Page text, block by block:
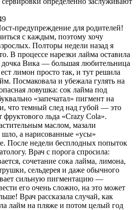
предупреждение для родителей!
с каждым, поэтому хочу
Полторы недели назад я
В процессе нарезки лайма оставила
дочка Вика — большая любительница
лимон просто так, и тут решила
Посмаковала и убежала гулять на
ловушка: сок лайма под
«запечатал» пигмент на
что темный след над губой — это
фруктового льда «Crazy Cola».
маслом, мазали
а нарисованные «усы»
После недели бесплодных попыток
Врач с порога спросила:
сочетание сока лайма, лимона,
сельдерея и даже обычного
сильную пигментацию —
его очень сложно, на это может
Врач рассказала случай, как
лайм на пляже и потом целый год